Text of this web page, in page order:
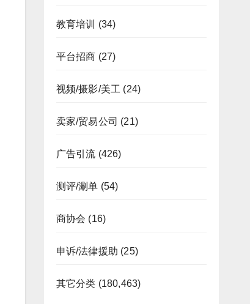
教育培训 (34)
平台招商 (27)
视频/摄影/美工 (24)
卖家/贸易公司 (21)
广告引流 (426)
测评/涮单 (54)
商协会 (16)
申诉/法律援助 (25)
其它分类 (180,463)